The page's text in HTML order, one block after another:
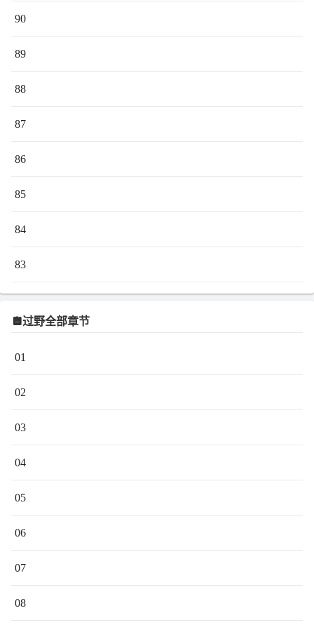
90
89
88
87
86
85
84
83
过野全部章节
01
02
03
04
05
06
07
08